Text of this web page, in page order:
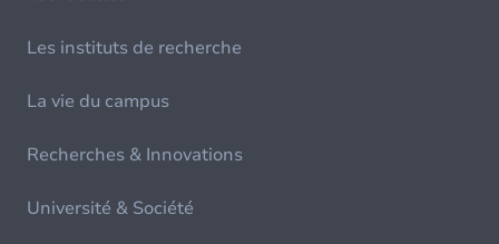
Les instituts de recherche
La vie du campus
Recherches & Innovations
Université & Société